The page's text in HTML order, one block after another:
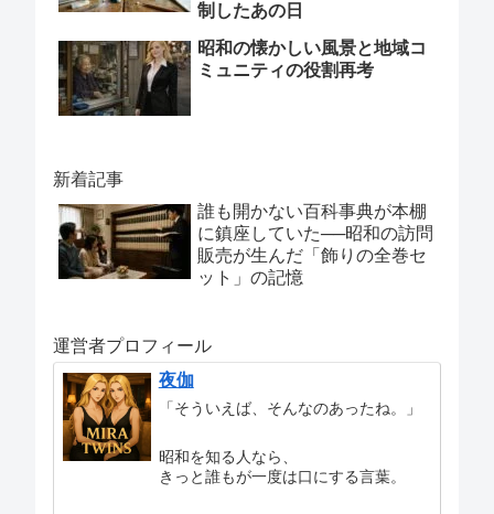
制したあの日
昭和の懐かしい風景と地域コ
ミュニティの役割再考
新着記事
誰も開かない百科事典が本棚
に鎮座していた──昭和の訪問
販売が生んだ「飾りの全巻セ
ット」の記憶
運営者プロフィール
夜伽
「そういえば、そんなのあったね。」
昭和を知る人なら、
きっと誰もが一度は口にする言葉。